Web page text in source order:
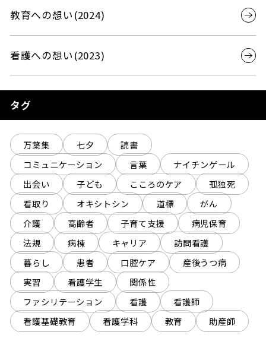
教育への想い(2024)
看護への想い(2023)
タグ
万葉集 七夕
読書
コミュニケーション
言葉
ナイチンゲール
出会い
子ども こころのケア
孤独死
看取り
オキシトシン 道標
がん
介護
高齢者 子育て支援
病児保育
法規
病棟 キャリア
訪問看護
暮らし
患者 口腔ケア
産後うつ病
実習
看護学生
関係性
ファシリテーション
看護
看護師
看護基礎教育
看護学科 教育 助産師